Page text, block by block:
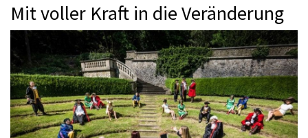
Mit voller Kraft in die Veränderung